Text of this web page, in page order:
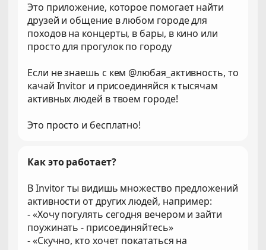
Это приложение, которое помогает найти
друзей и общение в любом городе для
походов на концерты, в бары, в кино или
просто для прогулок по городу
Если не знаешь с кем @любая_активность, то
качай Invitor и присоединяйся к тысячам
активных людей в твоем городе!
Это просто и бесплатно!
Как это работает?
В Invitor ты видишь множество предложений
активности от других людей, например:
- «Хочу погулять сегодня вечером и зайти
поужинать - присоединяйтесь»
- «Скучно, кто хочет покататься на